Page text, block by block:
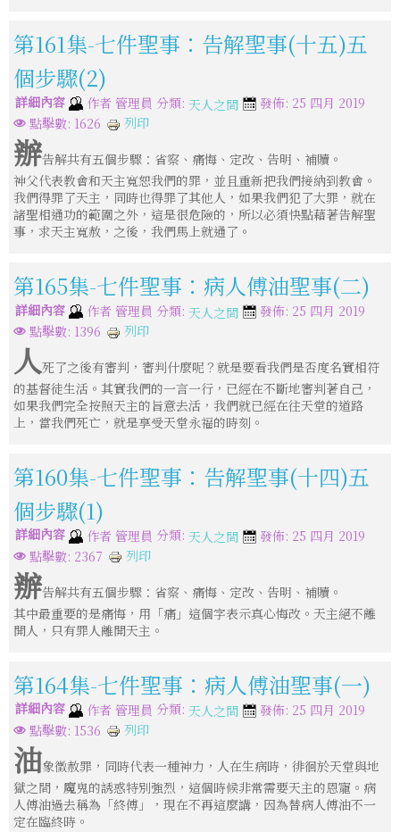
第161集-七件聖事：告解聖事(十五)五
個步驟(2)
詳細內容 作者 管理員 分類: 天人之間
發佈: 25 四月 2019
點擊數: 1626
列印
辦告解共有五個步驟：省察、痛悔、定改、告明、補贖。
神父代表教會和天主寬恕我們的罪，並且重新把我們接納到教會。
我們得罪了天主，同時也得罪了其他人，如果我們犯了大罪，就在
諸聖相通功的範圍之外，這是很危險的，所以必須快點藉著告解聖
事，求天主寬赦，之後，我們馬上就通了。
第165集-七件聖事：病人傅油聖事(二)
詳細內容 作者 管理員 分類: 天人之間
發佈: 25 四月 2019
點擊數: 1396
列印
人死了之後有審判，審判什麼呢？就是要看我們是否度名實相符
的基督徒生活。其實我們的一言一行，已經在不斷地審判著自己，
如果我們完全按照天主的旨意去活，我們就已經在往天堂的道路
上，當我們死亡，就是享受天堂永福的時刻。
第160集-七件聖事：告解聖事(十四)五
個步驟(1)
詳細內容 作者 管理員 分類: 天人之間
發佈: 25 四月 2019
點擊數: 2367
列印
辦告解共有五個步驟：省察、痛悔、定改、告明、補贖。
其中最重要的是痛悔，用「痛」這個字表示真心悔改。天主絕不離
開人，只有罪人離開天主。
第164集-七件聖事：病人傅油聖事(一)
詳細內容 作者 管理員 分類: 天人之間
發佈: 25 四月 2019
點擊數: 1536
列印
油象徵赦罪，同時代表一種神力，人在生病時，徘徊於天堂與地
獄之間，魔鬼的誘惑特別強烈，這個時候非常需要天主的恩寵。病
人傅油過去稱為「終傅」，現在不再這麼講，因為替病人傅油不一
定在臨終時。